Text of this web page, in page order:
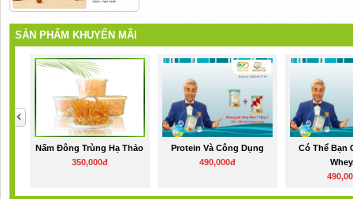
SẢN PHẨM KHUYẾN MÃI
Nấm Đông Trùng Hạ Thảo
350,000đ
Protein Và Công Dụng
490,000đ
Có Thể Bạn